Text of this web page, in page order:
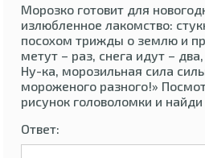
Морозко готовит для
излюбленное лакомство:
посохом трижды о землю и
метут – раз, снега идут –
Ну-ка, морозильная сила
мороженого разного!»
рисунок головоломки и найди
Ответ: